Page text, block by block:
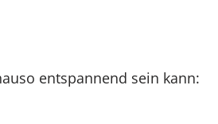
entspannend sein kann: